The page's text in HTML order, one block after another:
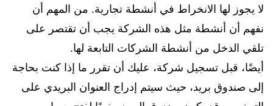
لا يجوز لها الانخراط في أنشطة تجارية. من المهم أن
نفهم أن أنشطة مثل هذه الشركة يجب أن تقتصر على
تلقي الدخل من أنشطة الشركات التابعة لها.
أيضًا، قبل تسجيل شركة، عليك أن تقرر ما إذا كنت بحاجة
إلى صندوق بريد، حيث سيتم إدراج العنوان البريدي على